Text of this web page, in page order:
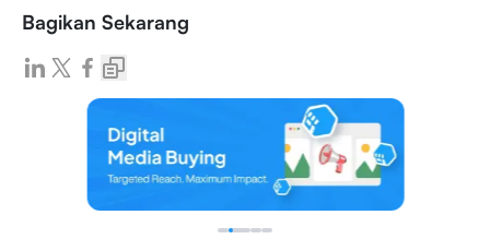
Bagikan Sekarang